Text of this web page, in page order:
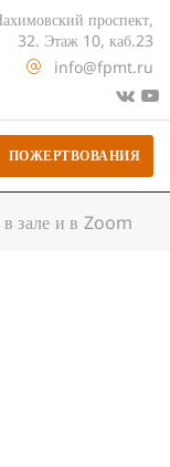
проспект,
32. Этаж 10, каб.23
info@fpmt.ru
ПОЖЕРТВОВАНИЯ
зале и в Zoom